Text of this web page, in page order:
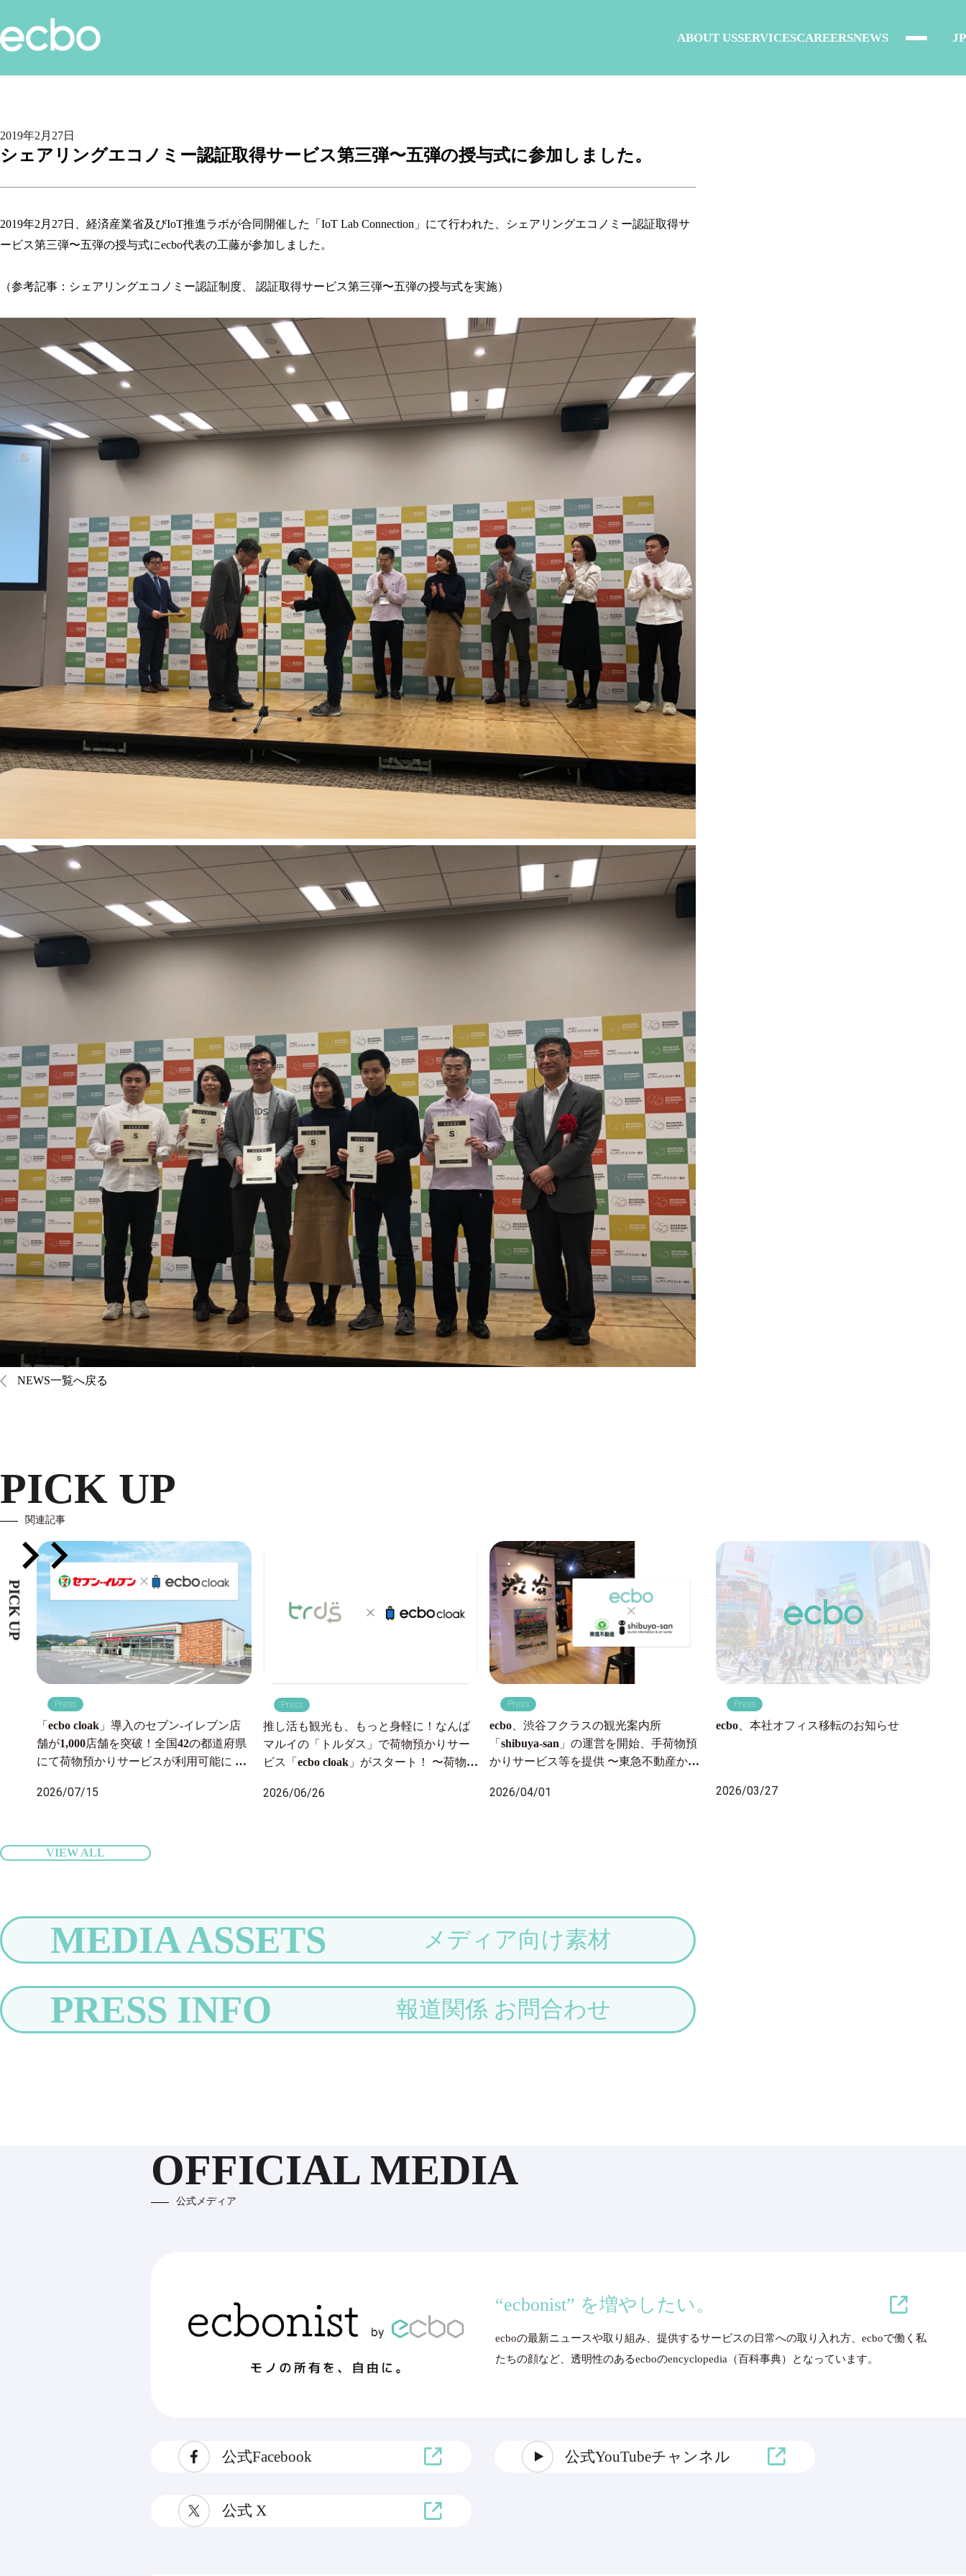
ABOUT USSERVICESCAREERSNEWS JP
PICK UP
2019年2月27日
シェアリングエコノミー認証取得サービス第三弾〜五弾の授与式に参加しました。
2019年2月27⽇、経済産業省及びIoT推進ラボが合同開催した「IoT Lab Connection」にて行われた、シェアリングエコノミー認証取得サ
ービス第三弾〜五弾の授与式にecbo代表の工藤が参加しました。
（参考記事： シェアリングエコノミー認証制度、 認証取得サービス第三弾〜五弾の授与式を実施）
NEWS一覧へ戻る
PICK UP
関連記事
Press
「ecbo cloak」導入のセブン‐イレブン店
舗が1,000店舗を突破！全国42の都道府県
にて荷物預かりサービスが利用可能に 〜
ブン店舗にも導入開始、全国の旅行者の
2026/07/15
Press
推し活も観光も、もっと身軽に！なんば
マルイの「トルダス」で荷物預かりサー
ビス「ecbo cloak」がスタート！ 〜荷物の
ップでサポート〜
2026/06/26
Press
ecbo、渋谷フクラスの観光案内所
「shibuya-san」の運営を開始、手荷物預
かりサービス等を提供 〜東急不動産から
る施設にて 手荷物課題を解決し、渋谷の
2026/04/01
Press
ecbo、本社オフィス移転のお知らせ
2026/03/27
VIEW ALL
MEDIA ASSETS メディア向け素材
PRESS INFO 報道関係 お問合わせ
OFFICIAL MEDIA
公式メディア
“ecbonist” を増やしたい。
ecboの最新ニュースや取り組み、提供するサービスの日常への取り入れ方、ecboで働く私
たちの顔など、透明性のあるecboのencyclopedia（百科事典）となっています。
公式Facebook 公式YouTubeチャンネル
公式 X